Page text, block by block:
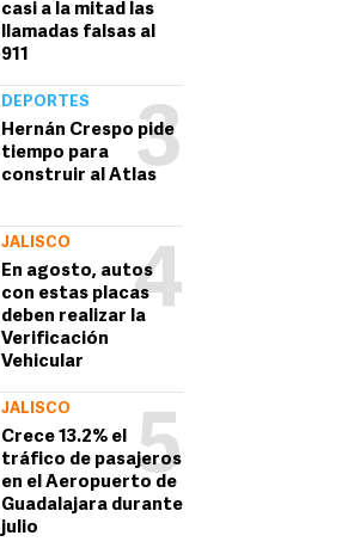
casi a la mitad las
llamadas falsas al
911
3
DEPORTES
Hernán Crespo pide
tiempo para
construir al Atlas
4
JALISCO
En agosto, autos
con estas placas
deben realizar la
Verificación
Vehicular
5
JALISCO
Crece 13.2% el
tráfico de pasajeros
en el Aeropuerto de
Guadalajara durante
julio